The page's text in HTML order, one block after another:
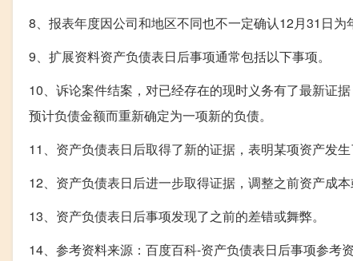
8、报表年度因公司和地区不同也不一定确认12月31日为
9、扩展资料资产负债表日后事项通常包括以下事项。
10、诉论案件结案，对已经存在的现时义务有了最新证
预计负债金额而重新确定为一项新的负债。
11、资产负债表日后取得了新的证据，表明某项资产发
12、资产负债表日后进一步取得证据，调整之前资产成本
13、资产负债表日后事项发现了之前的差错或舞弊。
14、参考资料来源：百度百科-资产负债表日后事项参考